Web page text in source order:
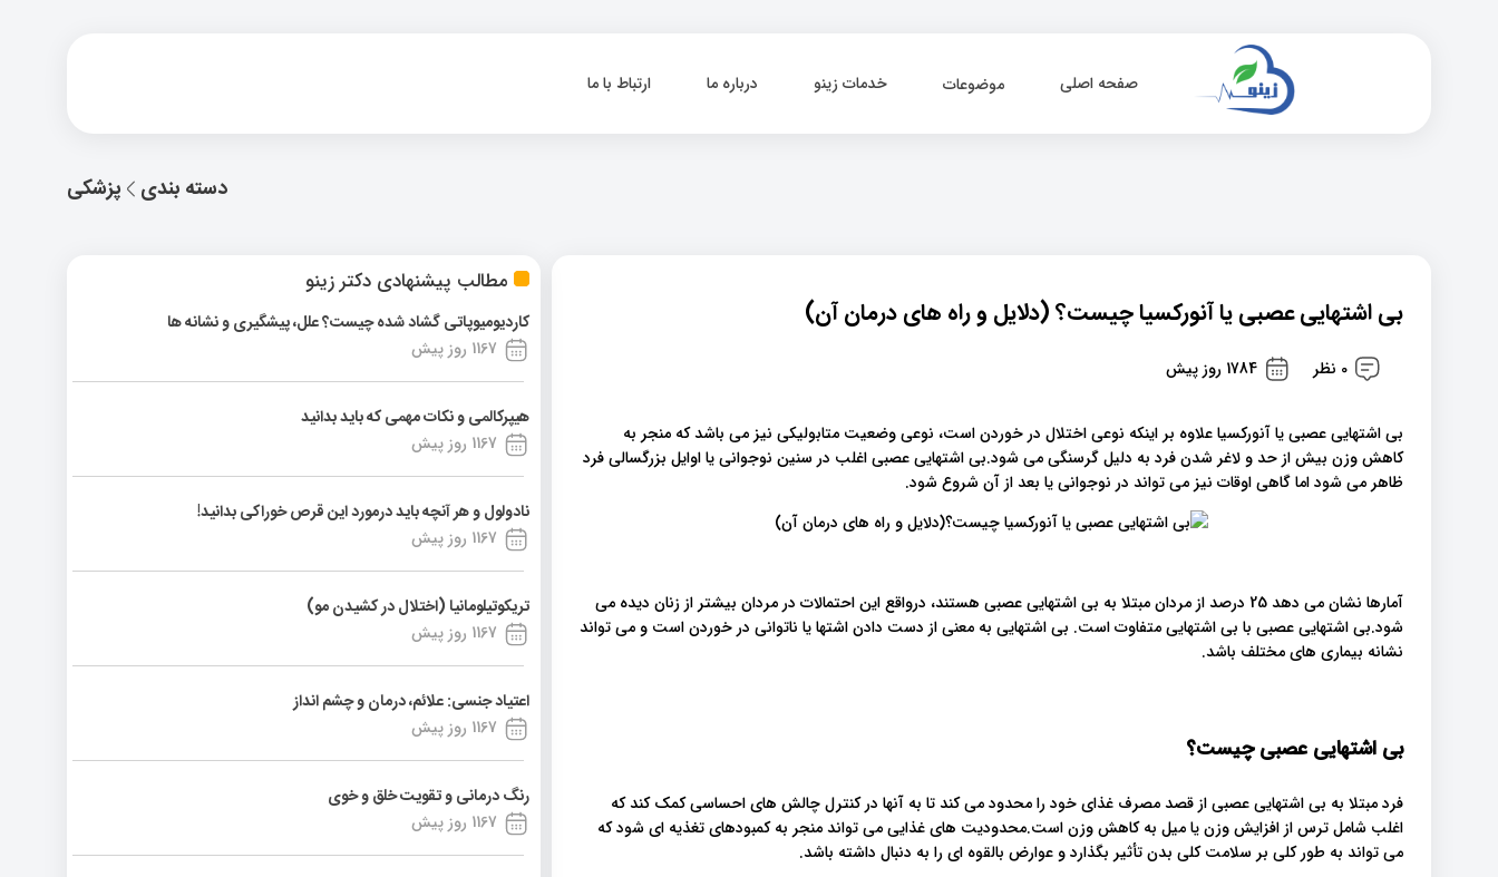
صفحه اصلی موضوعات خدمات زینو درباره ما ارتباط با ما
پزشکی دسته بندی
مطالب پیشنهادی دکتر زینو
کاردیومیوپاتی گشاد شده چیست؟ علل، پیشگیری و نشانه ها
1167 روز پیش
هیپرکالمی و نکات مهمی که باید بدانید
1167 روز پیش
نادولول و هر آنچه باید درمورد این قرص خوراکی بدانید!
1167 روز پیش
تریکوتیلومانیا (اختلال در کشیدن مو)
1167 روز پیش
اعتیاد جنسی: علائم، درمان و چشم انداز
1167 روز پیش
رنگ درمانی و تقویت خلق و خوی
1167 روز پیش
بی اشتهایی عصبی یا آنورکسیا چیست؟ (دلایل و راه های درمان آن)
0 نظر 1784 روز پیش
بی اشتهایی عصبی یا آنورکسیا علاوه بر اینکه نوعی اختلال در خوردن است، نوعی وضعیت متابولیکی نیز می باشد که منجر به
کاهش وزن بیش از حد و لاغر شدن فرد به دلیل گرسنگی می شود.بی اشتهایی عصبی اغلب در سنین نوجوانی یا اوایل بزرگسالی فرد
ظاهر می شود اما گاهی اوقات نیز می تواند در نوجوانی یا بعد از آن شروع شود.
آمارها نشان می دهد 25 درصد از مردان مبتلا به بی اشتهایی عصبی هستند، درواقع این احتمالات در مردان بیشتر از زنان دیده می
شود.بی اشتهایی عصبی با بی اشتهایی متفاوت است. بی اشتهایی به معنی از دست دادن اشتها یا ناتوانی در خوردن است و می تواند
نشانه بیماری های مختلف باشد.
بی اشتهایی عصبی چیست؟
فرد مبتلا به بی اشتهایی عصبی از قصد مصرف غذای خود را محدود می کند تا به آنها در کنترل چالش های احساسی کمک کند که
اغلب شامل ترس از افزایش وزن یا میل به کاهش وزن است.محدودیت های غذایی می تواند منجر به کمبودهای تغذیه ای شود که
می تواند به طور کلی بر سلامت کلی بدن تأثیر بگذارد و عوارض بالقوه ای را به دنبال داشته باشد.